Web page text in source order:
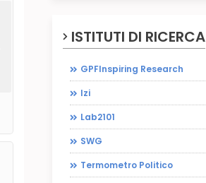
ISTITUTI DI RICERCA
GPFInspiring Research
Izi
Lab2101
SWG
Termometro Politico